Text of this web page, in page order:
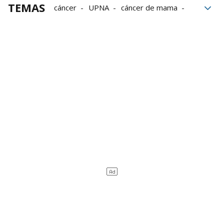
TEMAS cáncer UPNA
cáncer de mama